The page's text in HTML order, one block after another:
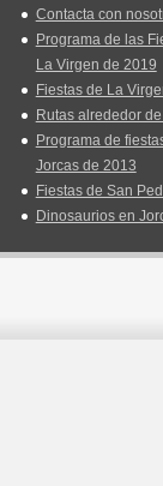
Contacta con
Programa de las
La Virgen de 2019
Fiestas de La
Rutas alrededor
Programa de
Jorcas de 2013
Fiestas de San
Dinosaurios en